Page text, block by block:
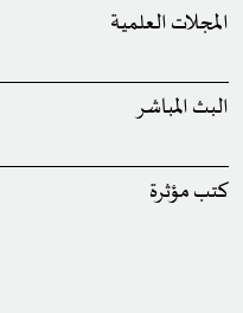
المجلات العلمية
البث المباشر
كتب مؤثرة